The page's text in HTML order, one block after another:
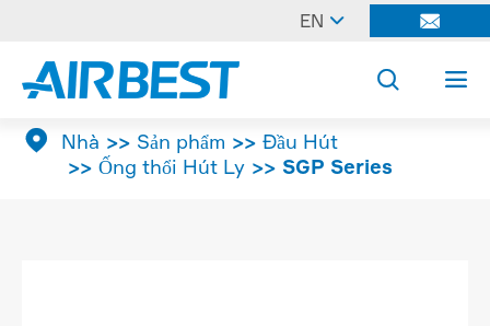
EN  
 
 Nhà Sản phẩm
Đầu Hút
Ống thổi Hút Ly
SGP Series